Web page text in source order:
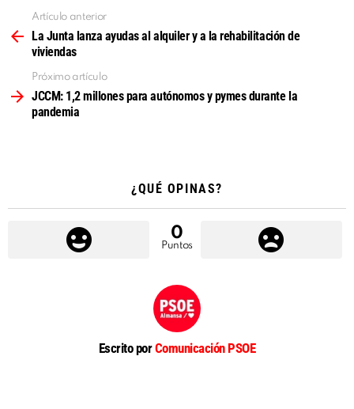
más
Artículo anterior
La Junta lanza ayudas al alquiler y a la rehabilitación de
viviendas
Próximo artículo
JCCM: 1,2 millones para autónomos y pymes durante la
pandemia
¿QUÉ OPINAS?
0
Puntos
Escrito porComunicación PSOE